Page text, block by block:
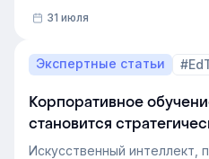
снимает с рекрутера
и системного закрытия
31 июля
Экспертные статьи
Корпоративное
становится
Искусственный интеллект,